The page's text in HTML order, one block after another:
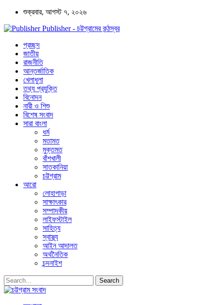
শুক্রবার, আগস্ট ৭, ২০২৬
Publisher - চট্টগ্রামের কন্ঠস্বর
প্রচ্ছদ
জাতীয়
রাজনীতি
আন্তর্জাতিক
খেলাধুলা
তথ্য প্রযুক্তি
বিনোদন
নারী ও শিশু
বিশেষ সংবাদ
সারা বাংলা
ধর্ম
মতামত
মুক্তমত
বাঁশখালী
সাতকানিয়া
চট্টগ্রাম
আরো
লোহাগাড়া
সাক্ষাৎকার
সম্পাদকীয়
লাইফস্টাইল
সাহিত্য
স্বাস্থ্য
আইন আদালত
অর্থনৈতিক
চন্দনাইশ